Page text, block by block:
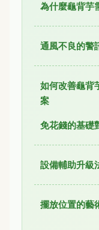
為什麼龜背芋
通風不良的警
如何改善龜背
案
免花錢的基礎
設備輔助升級
擺放位置的藝